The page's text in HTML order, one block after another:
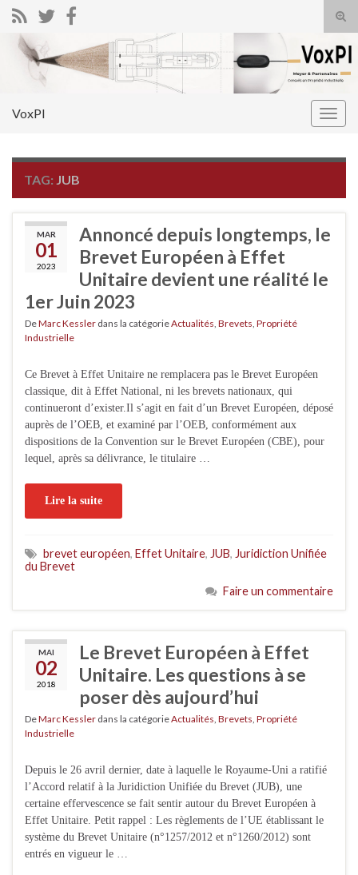
Search for:
VoxPI
TAG: JUB
MAR
01
2023
Annoncé depuis longtemps, le
Brevet Européen à Effet
Unitaire devient une réalité le
1er Juin 2023
DeMarc Kessler dans la catégorieActualités Brevets Propriété
Industrielle
Ce Brevet à Effet Unitaire ne remplacera pas le Brevet Européen
classique, dit à Effet National, ni les brevets nationaux, qui
continueront d’exister.Il s’agit en fait d’un Brevet Européen, déposé
auprès de l’OEB, et examiné par l’OEB, conformément aux
dispositions de la Convention sur le Brevet Européen (CBE), pour
lequel, après sa délivrance, le titulaire …
Lire la suite
brevet européen, Effet Unitaire, JUB, Juridiction Unifiée
du Brevet
Faire un commentaire
MAI
02
2018
Le Brevet Européen à Effet
Unitaire. Les questions à se
poser dès aujourd’hui
DeMarc Kessler dans la catégorieActualités Brevets Propriété
Industrielle
Depuis le 26 avril dernier, date à laquelle le Royaume-Uni a ratifié
l’Accord relatif à la Juridiction Unifiée du Brevet (JUB), une
certaine effervescence se fait sentir autour du Brevet Européen à
Effet Unitaire. Petit rappel : Les règlements de l’UE établissant le
système du Brevet Unitaire (n°1257/2012 et n°1260/2012) sont
entrés en vigueur le …